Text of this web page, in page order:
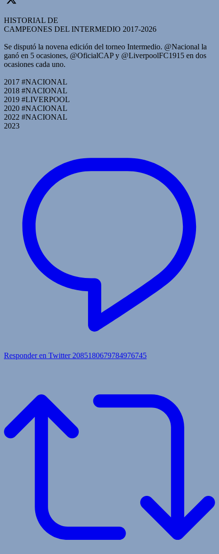
HISTORIAL DE
CAMPEONES DEL INTERMEDIO 2017-2026
Se disputó la novena edición del torneo Intermedio. @Nacional la
ganó en 5 ocasiones, @OficialCAP y @LiverpoolFC1915 en dos
ocasiones cada uno.
2017 #NACIONAL
2018 #NACIONAL
2019 #LIVERPOOL
2020 #NACIONAL
2022 #NACIONAL
2023
Responder en Twitter 2085180679784976745